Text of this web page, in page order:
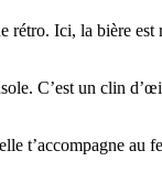
rétro. Ici, la bière
C’est un clin
t’accompagne au